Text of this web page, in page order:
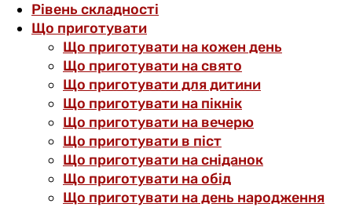
Рівень складності
Що приготувати
Що приготувати на кожен день
Що приготувати на свято
Що приготувати для дитини
Що приготувати на пікнік
Що приготувати на вечерю
Що приготувати в піст
Що приготувати на сніданок
Що приготувати на обід
Що приготувати на день народження